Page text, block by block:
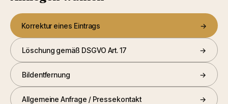
Korrektur eines Eintrags →
Löschung gemäß DSGVO Art. 17 →
Bildentfernung →
Allgemeine Anfrage / Pressekontakt →